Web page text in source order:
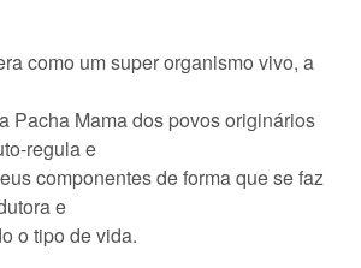
como um super organismo vivo, a
Pacha Mama dos povos originários
regula e
componentes de forma que se faz
e
o tipo de vida.